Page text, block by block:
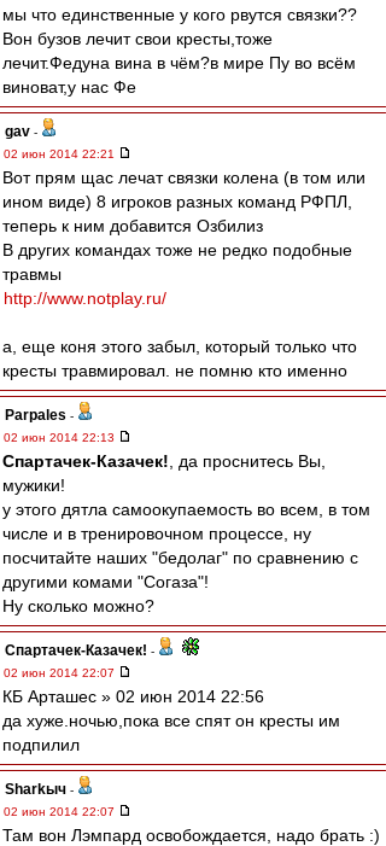
мы что единственные у кого рвутся связки??
Вон бузов лечит свои кресты,тоже
лечит.Федуна вина в чём?в мире Пу во всём
виноват,у нас Фе
gav -
02 июн 2014 22:21
Вот прям щас лечат связки колена (в том или
ином виде) 8 игроков разных команд РФПЛ,
теперь к ним добавится Озбилиз
В других командах тоже не редко подобные
травмы
http://www.notplay.ru/
а, еще коня этого забыл, который только что
кресты травмировал. не помню кто именно
Parpales -
02 июн 2014 22:13
Спартачек-Казачек! , да проснитесь Вы,
мужики!
у этого дятла самоокупаемость во всем, в том
числе и в тренировочном процессе, ну
посчитайте наших "бедолаг" по сравнению с
другими комами "Согаза"!
Ну сколько можно?
Спартачек-Казачек! -
02 июн 2014 22:07
КБ Арташес » 02 июн 2014 22:56
да хуже.ночью,пока все спят он кресты им
подпилил
Sharkыч -
02 июн 2014 22:07
Там вон Лэмпард освобождается, надо брать :)